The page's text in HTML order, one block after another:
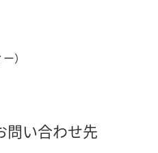
）
問い合わせ先